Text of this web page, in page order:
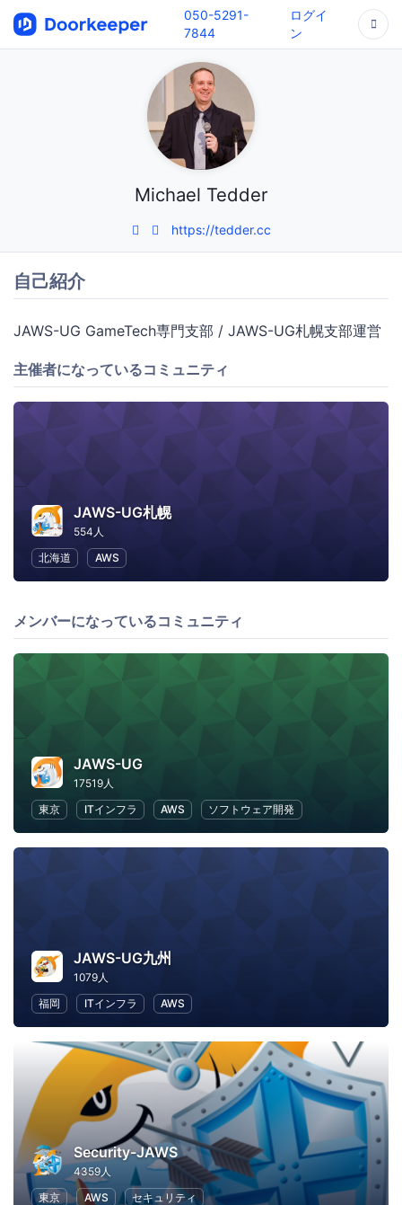
050-5291-
7844
ログイ
ン
Michael Tedder
https://tedder.cc
自己紹介
JAWS-UG GameTech専門支部 / JAWS-UG札幌支部運営
主催者になっているコミュニティ
JAWS-UG札幌
554人
北海道
AWS
メンバーになっているコミュニティ
JAWS-UG
17519人
東京
ITインフラ AWS ソフトウェア開発
JAWS-UG九州
1079人
福岡
ITインフラ AWS
Security-JAWS
4359人
東京
AWS セキュリティ